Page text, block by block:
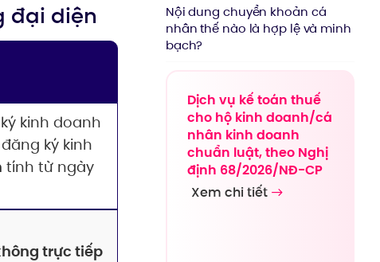
đại diện
kinh doanh
ký kinh
tính từ ngày
trực tiếp
Nội dung chuyển khoản cá
nhân thế nào là hợp lệ và minh
bạch?
Dịch vụ kế toán thuế
cho hộ kinh doanh/cá
nhân kinh doanh
chuẩn luật, theo Nghị
định 68/2026/NĐ-CP
Xem chi tiết